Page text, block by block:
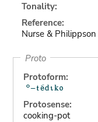
Tonality:
Reference:
Nurse &
Proto
Protoform:
Protosense:
cooking-pot